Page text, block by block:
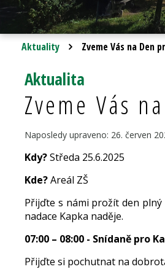
Aktuality Zveme Vás na Den
Aktualita
Zveme Vás
Naposledy upraveno: 26. červen
Kdy?Středa 25.6.2025
Kde?Areál ZŠ
Přijďte s námi prožít den
nadace Kapka naděje.
07:00 – 08:00 - Snídaně pro
Přijďte si pochutnat na